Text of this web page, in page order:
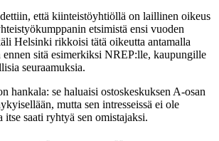
että kiinteistöyhtiöllä on laillinen oikeus
etsimistä ensi vuoden
Helsinki rikkoisi tätä oikeutta antamalla
ennen sitä esimerkiksi NREP:lle, kaupungille
seuraamuksia.
hankala: se haluaisi ostoskeskuksen A-osan
mutta sen intresseissä ei ole
itse saati ryhtyä sen omistajaksi.